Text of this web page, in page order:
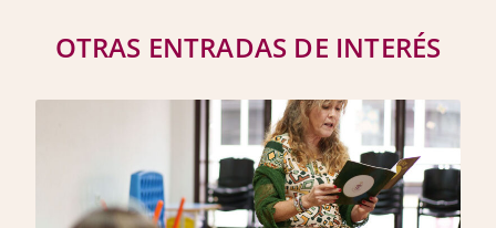
OTRAS ENTRADAS DE INTERÉS